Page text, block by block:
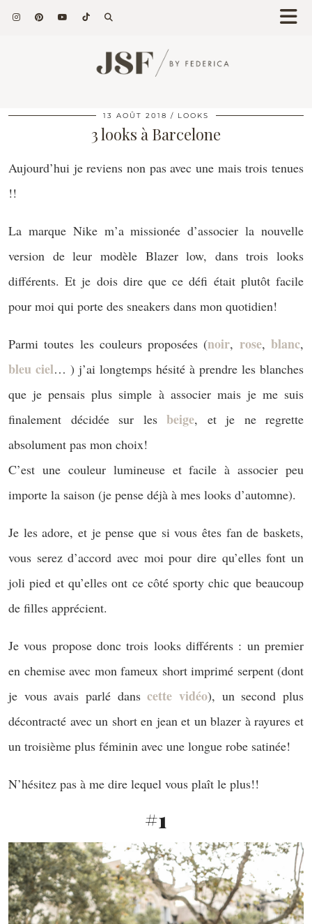
13 AOÛT 2018 LOOKS
3 looks à Barcelone
Aujourd’hui je reviens non pas avec une mais trois tenues
!!
La marque Nike m’a missionée d’associer la nouvelle
version de leur modèle Blazer low, dans trois looks
différents. Et je dois dire que ce défi était plutôt facile
pour moi qui porte des sneakers dans mon quotidien!
Parmi toutes les couleurs proposées (noir, rose,blanc,
bleu ciel… ) j’ai longtemps hésité à prendre les blanches
que je pensais plus simple à associer mais je me suis
finalement décidée sur lesbeige, et je ne regrette
absolument pas mon choix!
C’est une couleur lumineuse et facile à associer peu
importe la saison (je pense déjà à mes looks d’automne).
Je les adore, et je pense que si vous êtes fan de baskets,
vous serez d’accord avec moi pour dire qu’elles font un
joli pied et qu’elles ont ce côté sporty chic que beaucoup
de filles apprécient.
Je vous propose donc trois looks différents : un premier
en chemise avec mon fameux short imprimé serpent (dont
je vous avais parlé danscette vidéo), un second plus
décontracté avec un short en jean et un blazer à rayures et
un troisième plus féminin avec une longue robe satinée!
N’hésitez pas à me dire lequel vous plaît le plus!!
#1